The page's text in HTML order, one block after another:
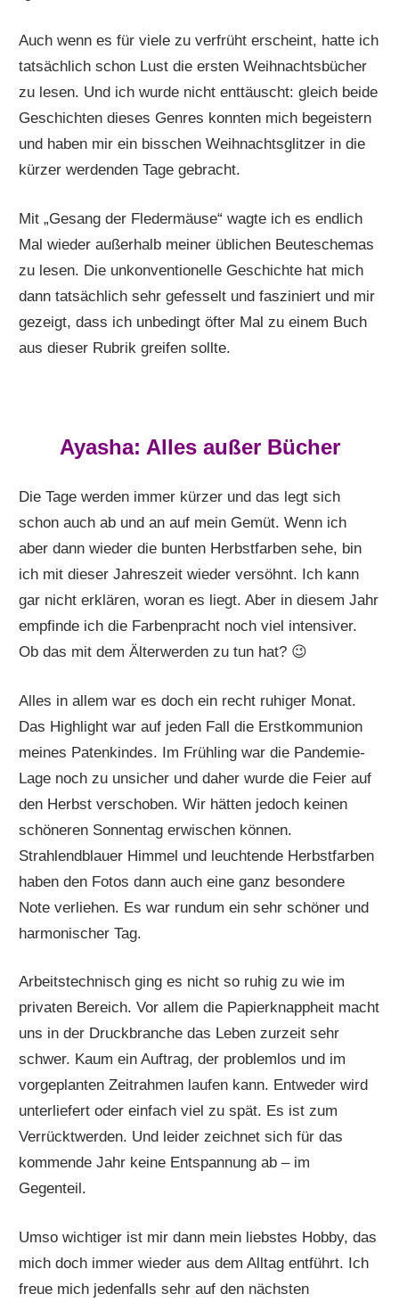
Auch wenn es für viele zu verfrüht erscheint, hatte ich
tatsächlich schon Lust die ersten Weihnachtsbücher
zu lesen. Und ich wurde nicht enttäuscht: gleich beide
Geschichten dieses Genres konnten mich begeistern
und haben mir ein bisschen Weihnachtsglitzer in die
kürzer werdenden Tage gebracht.
Mit „Gesang der Fledermäuse“ wagte ich es endlich
Mal wieder außerhalb meiner üblichen Beuteschemas
zu lesen. Die unkonventionelle Geschichte hat mich
dann tatsächlich sehr gefesselt und fasziniert und mir
gezeigt, dass ich unbedingt öfter Mal zu einem Buch
aus dieser Rubrik greifen sollte.
Ayasha: Alles außer Bücher
Die Tage werden immer kürzer und das legt sich
schon auch ab und an auf mein Gemüt. Wenn ich
aber dann wieder die bunten Herbstfarben sehe, bin
ich mit dieser Jahreszeit wieder versöhnt. Ich kann
gar nicht erklären, woran es liegt. Aber in diesem Jahr
empfinde ich die Farbenpracht noch viel intensiver.
Ob das mit dem Älterwerden zu tun hat? 😉
Alles in allem war es doch ein recht ruhiger Monat.
Das Highlight war auf jeden Fall die Erstkommunion
meines Patenkindes. Im Frühling war die Pandemie-
Lage noch zu unsicher und daher wurde die Feier auf
den Herbst verschoben. Wir hätten jedoch keinen
schöneren Sonnentag erwischen können.
Strahlendblauer Himmel und leuchtende Herbstfarben
haben den Fotos dann auch eine ganz besondere
Note verliehen. Es war rundum ein sehr schöner und
harmonischer Tag.
Arbeitstechnisch ging es nicht so ruhig zu wie im
privaten Bereich. Vor allem die Papierknappheit macht
uns in der Druckbranche das Leben zurzeit sehr
schwer. Kaum ein Auftrag, der problemlos und im
vorgeplanten Zeitrahmen laufen kann. Entweder wird
unterliefert oder einfach viel zu spät. Es ist zum
Verrücktwerden. Und leider zeichnet sich für das
kommende Jahr keine Entspannung ab – im
Gegenteil.
Umso wichtiger ist mir dann mein liebstes Hobby, das
mich doch immer wieder aus dem Alltag entführt. Ich
freue mich jedenfalls sehr auf den nächsten